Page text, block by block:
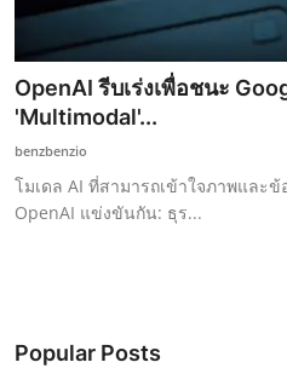
OpenAI รีบเร่งเพื่อชนะ
'Multimodal'...
benzbenzio
โมเดล AI ที่สามารถเข้าใจภาพและ
OpenAI แข่งขันกัน: ธุร...
Popular Posts